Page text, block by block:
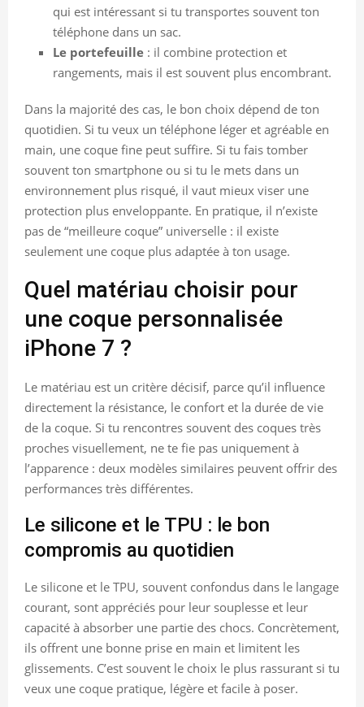
qui est intéressant si tu transportes souvent ton
téléphone dans un sac.
Le portefeuille : il combine protection et
rangements, mais il est souvent plus encombrant.
Dans la majorité des cas, le bon choix dépend de ton
quotidien. Si tu veux un téléphone léger et agréable en
main, une coque fine peut suffire. Si tu fais tomber
souvent ton smartphone ou si tu le mets dans un
environnement plus risqué, il vaut mieux viser une
protection plus enveloppante. En pratique, il n’existe
pas de “meilleure coque” universelle : il existe
seulement une coque plus adaptée à ton usage.
Quel matériau choisir pour
une coque personnalisée
iPhone 7 ?
Le matériau est un critère décisif, parce qu’il influence
directement la résistance, le confort et la durée de vie
de la coque. Si tu rencontres souvent des coques très
proches visuellement, ne te fie pas uniquement à
l’apparence : deux modèles similaires peuvent offrir des
performances très différentes.
Le silicone et le TPU : le bon
compromis au quotidien
Le silicone et le TPU, souvent confondus dans le langage
courant, sont appréciés pour leur souplesse et leur
capacité à absorber une partie des chocs. Concrètement,
ils offrent une bonne prise en main et limitent les
glissements. C’est souvent le choix le plus rassurant si tu
veux une coque pratique, légère et facile à poser.